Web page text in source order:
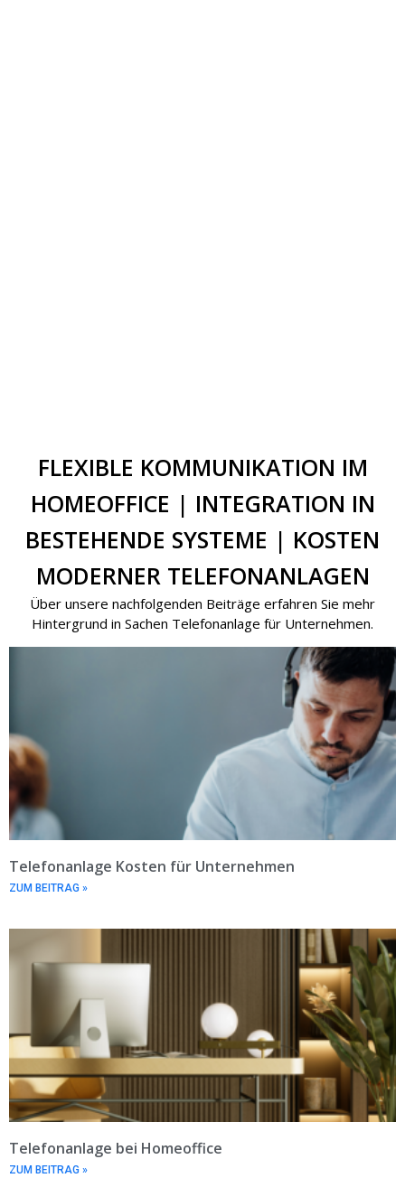
FLEXIBLE KOMMUNIKATION IM
HOMEOFFICE | INTEGRATION IN
BESTEHENDE SYSTEME | KOSTEN
MODERNER TELEFONANLAGEN
Über unsere nachfolgenden Beiträge erfahren Sie mehr
Hintergrund in Sachen Telefonanlage für Unternehmen.
Telefonanlage Kosten für Unternehmen
ZUM BEITRAG »
Telefonanlage bei Homeoffice
ZUM BEITRAG »